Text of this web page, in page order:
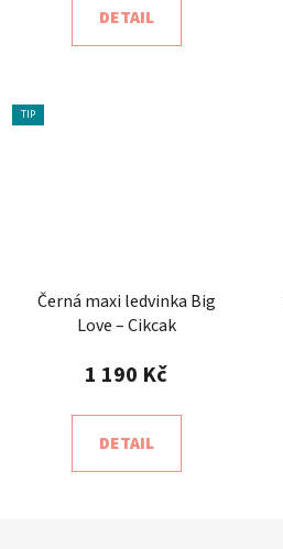
DETAIL
TIP
Černá maxi ledvinka Big
Love – Cikcak
1 190 Kč
DETAIL